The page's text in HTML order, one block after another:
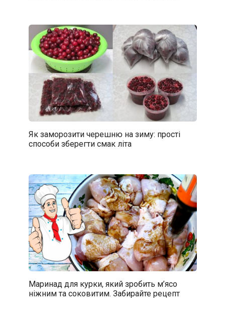
Як заморозити черешню на зиму: прості
способи зберегти смак літа
Маринад для курки, який зробить м’ясо
ніжним та соковитим. Забирайте рецепт